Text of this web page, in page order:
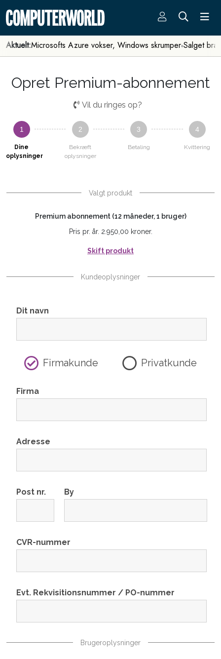
Aktuelt:Microsofts Azure vokser, Windows skrumper Salget
Opret Premium-abonnement
Vil du ringes op?
1
Dine
oplysninger
2
Bekræft
oplysninger
3
Betaling
4
Kvittering
Valgt produkt
Premium abonnement (12 måneder, 1 bruger)
Pris pr. år. 2.950,00 kroner.
Skift produkt
Kundeoplysninger
Dit navn
Firmakunde Privatkunde
Firma
Adresse
Post nr. By
CVR-nummer
Evt. Rekvisitionsnummer / PO-nummer
Brugeroplysninger